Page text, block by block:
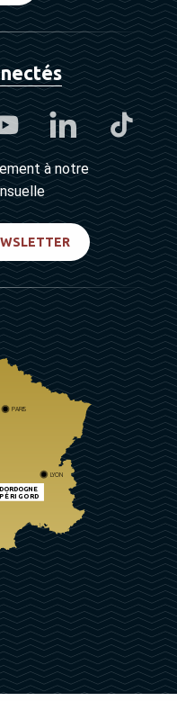
à notre
DORDOGNE
PÉRIGORD
PARIS
LYON